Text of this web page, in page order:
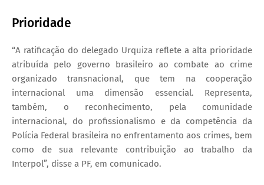
Prioridade
“A ratificação do delegado Urquiza reflete a alta prioridade
atribuída pelo governo brasileiro ao combate ao crime
organizado transnacional, que tem na cooperação
internacional uma dimensão essencial. Representa,
também, o reconhecimento, pela comunidade
internacional, do profissionalismo e da competência da
Polícia Federal brasileira no enfrentamento aos crimes, bem
como de sua relevante contribuição ao trabalho da
Interpol”, disse a PF, em comunicado.